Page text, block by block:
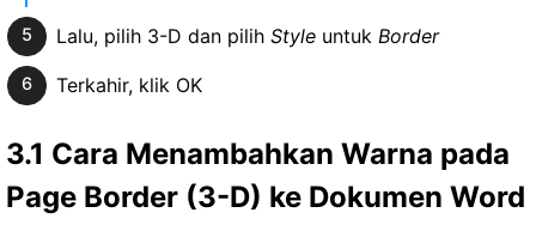
Lalu, pilih 3-D dan pilih Styleuntuk Border
Terkahir, klik OK
3.1 Cara Menambahkan Warna pada
Page Border (3-D) ke Dokumen Word